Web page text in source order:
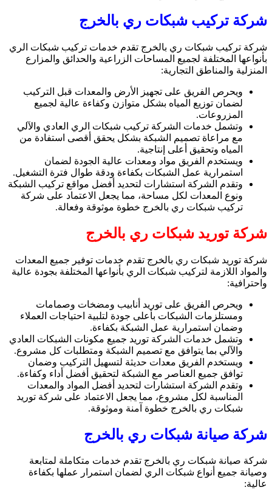
شركة تركيب شبكات ري بالخرج
شركة تركيب شبكات ري بالخرج تقدم خدمات تركيب شبكات الري
بأنواعها المختلفة لجميع المساحات الزراعية والحدائق والمزارع
المنزلية والمناطق التجارية:
ويحرص الفريق على تجهيز الأرض والمعدات قبل التركيب
لضمان توزيع المياه بشكل متوازن وكفاءة عالية لجميع
المزروعات.
وتشمل خدمات الشركة تركيب شبكات الري العادي والآلي
مع مراعاة تصميم الشبكة بشكل يحقق أقصى استفادة من
المياه وتحقيق أعلى إنتاجية.
ويستخدم الفريق مواد ومعدات عالية الجودة لضمان
استمرارية عمل الشبكات بكفاءة ودقة طوال فترة التشغيل.
وتقدم الشركة استشارات لتحديد أفضل مواقع تركيب الشبكة
ونوع المعدات لكل مساحة، مما يجعل الاعتماد على شركة
تركيب شبكات ري بالخرج خطوة موثوقة وفعالة.
شركة توريد شبكات ري بالخرج
شركة توريد شبكات ري بالخرج تقدم خدمات توفير جميع المعدات
والمواد اللازمة لتركيب شبكات الري بأنواعها المختلفة بجودة عالية
واحترافية:
ويحرص الفريق على توريد أنابيب ومضخات وصمامات
ومستلزمات الشبكات بأعلى جودة لتلبية احتياجات العملاء
وضمان استمرارية عمل الشبكة بكفاءة.
وتشمل خدمات الشركة توريد جميع مكونات الشبكات العادي
والآلي بما يتوافق مع تصميم الشبكة ومتطلبات كل مشروع.
ويستخدم الفريق معدات حديثة لتسهيل التركيب وضمان
توافق جميع العناصر مع الشبكة لتحقيق أفضل أداء وكفاءة.
وتقدم الشركة استشارات لتحديد أفضل المواد والمعدات
المناسبة لكل مشروع، مما يجعل الاعتماد على شركة توريد
شبكات ري بالخرج خطوة آمنة وموثوقة.
شركة صيانة شبكات ري بالخرج
شركة صيانة شبكات ري بالخرج تقدم خدمات متكاملة لمتابعة
وصيانة جميع أنواع شبكات الري لضمان استمرار عملها بكفاءة
عالية: